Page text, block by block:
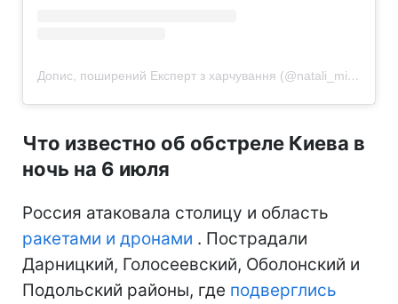
Допис, поширений Експерт з харчування (@natali_michkovska)
Что известно об обстреле Киева в
ночь на 6 июля
Россия атаковала столицу и область
ракетами и дронами . Пострадали
Дарницкий, Голосеевский, Оболонский и
Подольский районы, где подверглись